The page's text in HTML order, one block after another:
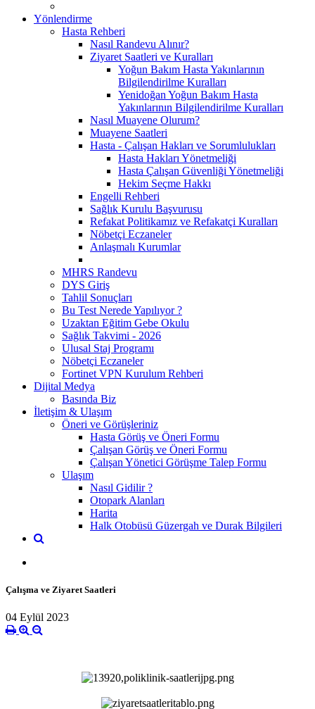
Yönlendirme
Hasta Rehberi
Nasıl Randevu Alınır?
Ziyaret Saatleri ve Kuralları
Yoğun Bakım Hasta Yakınlarının
Bilgilendirilme Kuralları
Yenidoğan Yoğun Bakım Hasta
Yakınlarının Bilgilendirilme Kuralları
Nasıl Muayene Olurum?
Muayene Saatleri
Hasta - Çalışan Hakları ve Sorumlulukları
Hasta Hakları Yönetmeliği
Hasta Çalışan Güvenliği Yönetmeliği
Hekim Seçme Hakkı
Engelli Rehberi
Sağlık Kurulu Başvurusu
Refakat Politikamız ve Refakatçi Kuralları
Nöbetçi Eczaneler
Anlaşmalı Kurumlar
MHRS Randevu
DYS Giriş
Tahlil Sonuçları
Bu Test Nerede Yapılıyor ?
Uzaktan Eğitim Gebe Okulu
Sağlık Takvimi - 2026
Ulusal Staj Programı
Nöbetçi Eczaneler
Fortinet VPN Kurulum Rehberi
Dijital Medya
Basında Biz
İletişim & Ulaşım
Öneri ve Görüşleriniz
Hasta Görüş ve Öneri Formu
Çalışan Görüş ve Öneri Formu
Çalışan Yönetici Görüşme Talep Formu
Ulaşım
Nasıl Gidilir ?
Otopark Alanları
Harita
Halk Otobüsü Güzergah ve Durak Bilgileri
Çalışma ve Ziyaret Saatleri
04 Eylül 2023